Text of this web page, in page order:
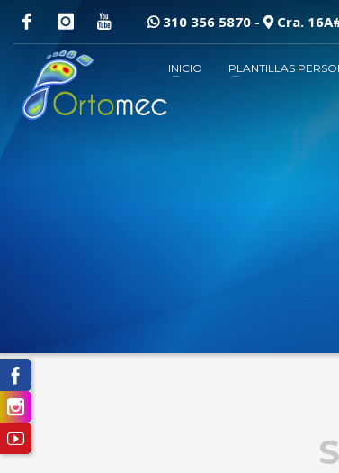
310 356 5870 - Cra.
INICIO PLANTILLAS